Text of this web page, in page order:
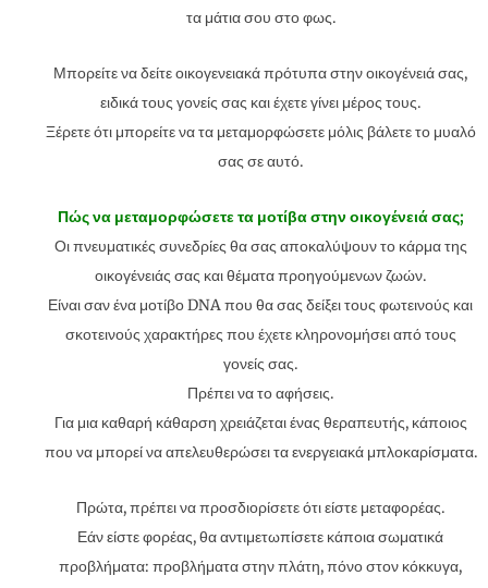
τα μάτια σου στο φως.
Μπορείτε να δείτε οικογενειακά πρότυπα στην οικογένειά σας,
ειδικά τους γονείς σας και έχετε γίνει μέρος τους.
Ξέρετε ότι μπορείτε να τα μεταμορφώσετε μόλις βάλετε το μυαλό
σας σε αυτό.
Πώς να μεταμορφώσετε τα μοτίβα στην οικογένειά σας;
Οι πνευματικές συνεδρίες θα σας αποκαλύψουν το κάρμα της
οικογένειάς σας και θέματα προηγούμενων ζωών.
Είναι σαν ένα μοτίβο DNA που θα σας δείξει τους φωτεινούς και
σκοτεινούς χαρακτήρες που έχετε κληρονομήσει από τους
γονείς σας.
Πρέπει να το αφήσεις.
Για μια καθαρή κάθαρση χρειάζεται ένας θεραπευτής, κάποιος
που να μπορεί να απελευθερώσει τα ενεργειακά μπλοκαρίσματα.
Πρώτα, πρέπει να προσδιορίσετε ότι είστε μεταφορέας.
Εάν είστε φορέας, θα αντιμετωπίσετε κάποια σωματικά
προβλήματα: προβλήματα στην πλάτη, πόνο στον κόκκυγα,